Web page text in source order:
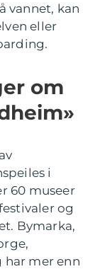
vannet, kan
eller
om
i
60 museer
og
Bymarka,
har mer enn